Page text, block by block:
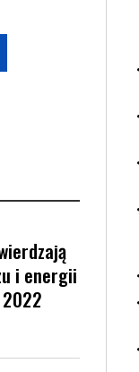
i energii